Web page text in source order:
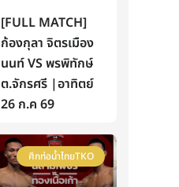
[FULL MATCH]
ก้องกุลา จิตรเมือง
นนท์ VS พรพิทักษ์
ต.จักรศรี |อาทิตย์
26 ก.ค 69
ศึกท่อน้ำไทยTKO